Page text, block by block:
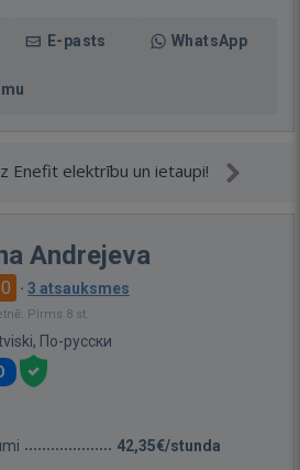
E-pasts WhatsApp
Enefit elektrību un ietaupi!
Andrejeva
· 3 atsauksmes
Pirms 8 st.
По-русски
42,35€/stunda